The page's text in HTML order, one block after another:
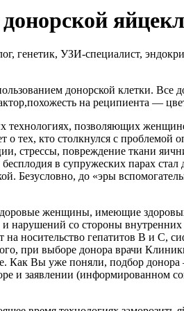
генетик, УЗИ-специалист,
донорской клетки. Все
на реципиента — цвет
позволяющих
тех, кто столкнулся с проблемой
стрессы, повреждение ткани
в супружеских парах
Безусловно, до «эры
женщины, имеющие
нарушений со стороны
носительство гепатитов В и
при выборе донора врачи
Как Вы уже поняли, подбор
(информированном